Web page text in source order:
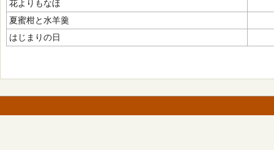
花よりもなほ
夏蜜柑と水羊羹
はじまりの日